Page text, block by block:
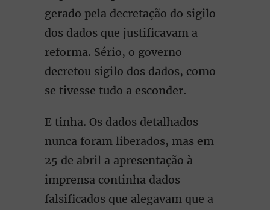
gerado pela decretação do sigilo
dos dados que justificavam a
reforma. Sério, o governo
decretou sigilo dos dados, como
se tivesse tudo a esconder.
E tinha. Os dados detalhados
nunca foram liberados, mas em
25 de abril a apresentação à
imprensa continha dados
falsificados que alegavam que a